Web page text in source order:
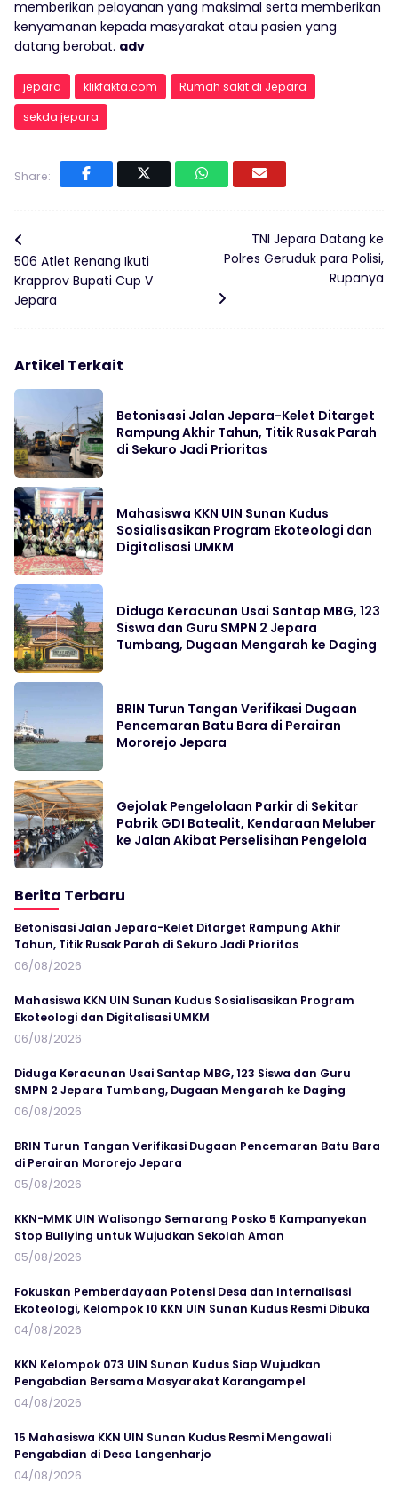
memberikan pelayanan yang maksimal serta memberikan
kenyamanan kepada masyarakat atau pasien yang
datang berobat. adv
jepara klikfakta.com
Rumah sakit di Jepara
sekda jepara
Share:
506 Atlet Renang Ikuti
Krapprov Bupati Cup V
Jepara
TNI Jepara Datang ke
Polres Geruduk para Polisi,
Rupanya
Artikel Terkait
Betonisasi Jalan Jepara-Kelet Ditarget
Rampung Akhir Tahun, Titik Rusak Parah
di Sekuro Jadi Prioritas
Mahasiswa KKN UIN Sunan Kudus
Sosialisasikan Program Ekoteologi dan
Digitalisasi UMKM
Diduga Keracunan Usai Santap MBG, 123
Siswa dan Guru SMPN 2 Jepara
Tumbang, Dugaan Mengarah ke Daging
BRIN Turun Tangan Verifikasi Dugaan
Pencemaran Batu Bara di Perairan
Mororejo Jepara
Gejolak Pengelolaan Parkir di Sekitar
Pabrik GDI Batealit, Kendaraan Meluber
ke Jalan Akibat Perselisihan Pengelola
Berita Terbaru
Betonisasi Jalan Jepara-Kelet Ditarget Rampung Akhir
Tahun, Titik Rusak Parah di Sekuro Jadi Prioritas
06/08/2026
Mahasiswa KKN UIN Sunan Kudus Sosialisasikan Program
Ekoteologi dan Digitalisasi UMKM
06/08/2026
Diduga Keracunan Usai Santap MBG, 123 Siswa dan Guru
SMPN 2 Jepara Tumbang, Dugaan Mengarah ke Daging
06/08/2026
BRIN Turun Tangan Verifikasi Dugaan Pencemaran Batu Bara
di Perairan Mororejo Jepara
05/08/2026
KKN-MMK UIN Walisongo Semarang Posko 5 Kampanyekan
Stop Bullying untuk Wujudkan Sekolah Aman
05/08/2026
Fokuskan Pemberdayaan Potensi Desa dan Internalisasi
Ekoteologi, Kelompok 10 KKN UIN Sunan Kudus Resmi Dibuka
04/08/2026
KKN Kelompok 073 UIN Sunan Kudus Siap Wujudkan
Pengabdian Bersama Masyarakat Karangampel
04/08/2026
15 Mahasiswa KKN UIN Sunan Kudus Resmi Mengawali
Pengabdian di Desa Langenharjo
04/08/2026